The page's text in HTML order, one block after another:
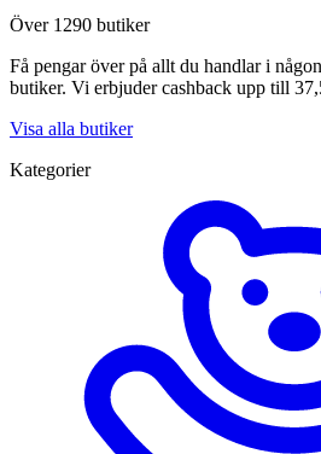
Över 1290 butiker
Få pengar över på allt du handlar i
butiker. Vi erbjuder cashback upp till
Visa alla butiker
Kategorier